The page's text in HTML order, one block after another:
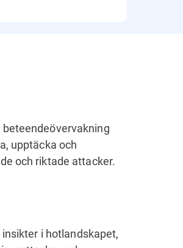
upptäcka och
och riktade attacker.
i hotlandskapet,